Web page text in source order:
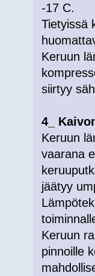
-17 C.
Tietyissä
Keruun
siirtyy
4_
Keruun
vaarana
jäätyy
Keruun
pinnoille